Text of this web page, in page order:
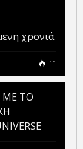
χρονιά
11
ΜΕ ΤΟ